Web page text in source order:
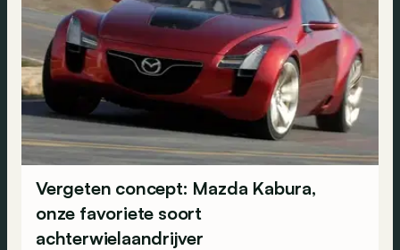
Vergeten concept: Mazda Kabura,
onze favoriete soort
achterwielaandrijver